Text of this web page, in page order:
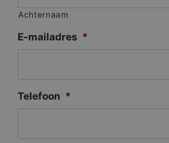
Achternaam
E-mailadres *
Telefoon *